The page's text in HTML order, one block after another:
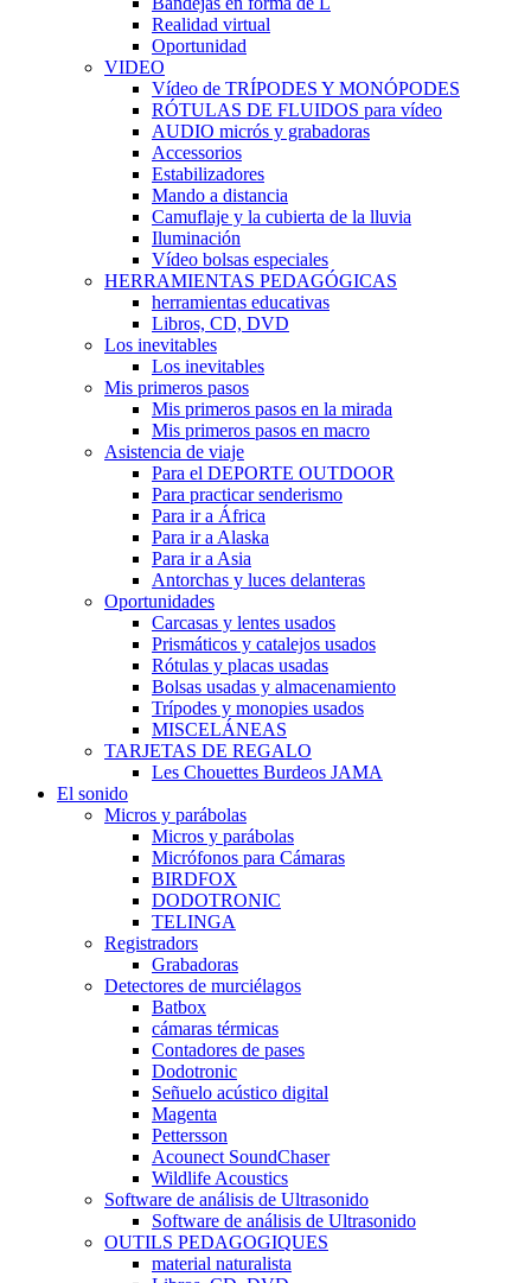
Realidad virtual
Oportunidad
VIDEO
Vídeo de TRÍPODES Y MONÓPODES
RÓTULAS DE FLUIDOS para vídeo
AUDIO micrós y grabadoras
Accessorios
Estabilizadores
Mando a distancia
Camuflaje y la cubierta de la lluvia
Iluminación
Vídeo bolsas especiales
HERRAMIENTAS PEDAGÓGICAS
herramientas educativas
Libros, CD, DVD
Los inevitables
Los inevitables
Mis primeros pasos
Mis primeros pasos en la mirada
Mis primeros pasos en macro
Asistencia de viaje
Para el DEPORTE OUTDOOR
Para practicar senderismo
Para ir a África
Para ir a Alaska
Para ir a Asia
Antorchas y luces delanteras
Oportunidades
Carcasas y lentes usados
Prismáticos y catalejos usados
Rótulas y placas usadas
Bolsas usadas y almacenamiento
Trípodes y monopies usados
MISCELÁNEAS
TARJETAS DE REGALO
Les Chouettes Burdeos JAMA
El sonido
Micros y parábolas
Micros y parábolas
Micrófonos para Cámaras
BIRDFOX
DODOTRONIC
TELINGA
Registradors
Grabadoras
Detectores de murciélagos
Batbox
cámaras térmicas
Contadores de pases
Dodotronic
Señuelo acústico digital
Magenta
Pettersson
Acounect SoundChaser
Wildlife Acoustics
Software de análisis de Ultrasonido
Software de análisis de Ultrasonido
OUTILS PEDAGOGIQUES
material naturalista